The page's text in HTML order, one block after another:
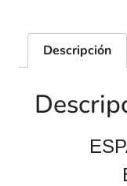
Descripción